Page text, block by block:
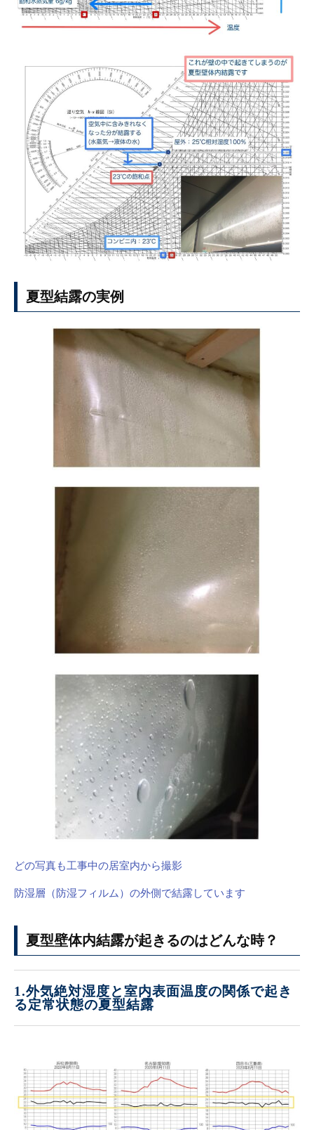
夏型結露の実例
どの写真も工事中の居室内から撮影
防湿層（防湿フィルム）の外側で結露しています
夏型壁体内結露が起きるのはどんな時？
1.外気絶対湿度と室内表面温度の関係で起き
る定常状態の夏型結露